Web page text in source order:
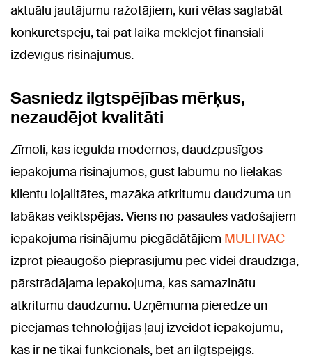
aktuālu jautājumu ražotājiem, kuri vēlas saglabāt
konkurētspēju, tai pat laikā meklējot finansiāli
izdevīgus risinājumus.
Sasniedz ilgtspējības mērķus,
nezaudējot kvalitāti
Zīmoli, kas iegulda modernos, daudzpusīgos
iepakojuma risinājumos, gūst labumu no lielākas
klientu lojalitātes, mazāka atkritumu daudzuma un
labākas veiktspējas. Viens no pasaules vadošajiem
iepakojuma risinājumu piegādātājiem MULTIVAC
izprot pieaugošo pieprasījumu pēc videi draudzīga,
pārstrādājama iepakojuma, kas samazinātu
atkritumu daudzumu. Uzņēmuma pieredze un
pieejamās tehnoloģijas ļauj izveidot iepakojumu,
kas ir ne tikai funkcionāls, bet arī ilgtspējīgs.